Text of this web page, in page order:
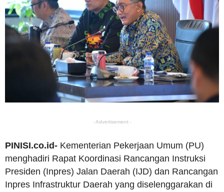
- Advertisement -
PINISI.co.id- Kementerian Pekerjaan Umum (PU)
menghadiri Rapat Koordinasi Rancangan Instruksi
Presiden (Inpres) Jalan Daerah (IJD) dan Rancangan
Inpres Infrastruktur Daerah yang diselenggarakan di